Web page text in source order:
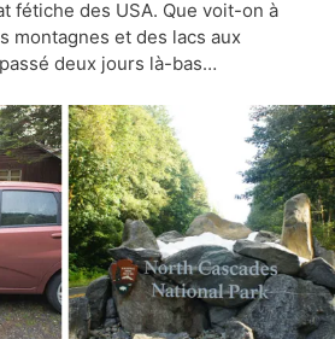
fétiche des USA. Que voit-on à
montagnes et des lacs aux
deux jours là-bas…